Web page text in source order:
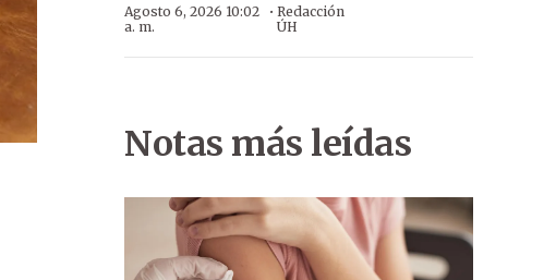
Agosto 6, 2026 10:02
a. m.
· Redacción
ÚH
Notas más leídas